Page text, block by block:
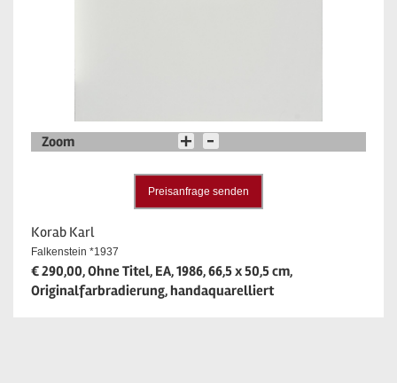
Zoom
Preisanfrage senden
Korab Karl
Falkenstein *1937
€ 290,00, Ohne Titel, EA, 1986, 66,5 x 50,5 cm,
Originalfarbradierung, handaquarelliert